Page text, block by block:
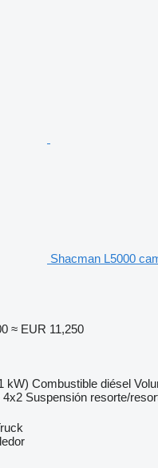
Shacman L5000
≈ EUR 11,250
kW) Combustible diésel
4x2 Suspensión resorte/